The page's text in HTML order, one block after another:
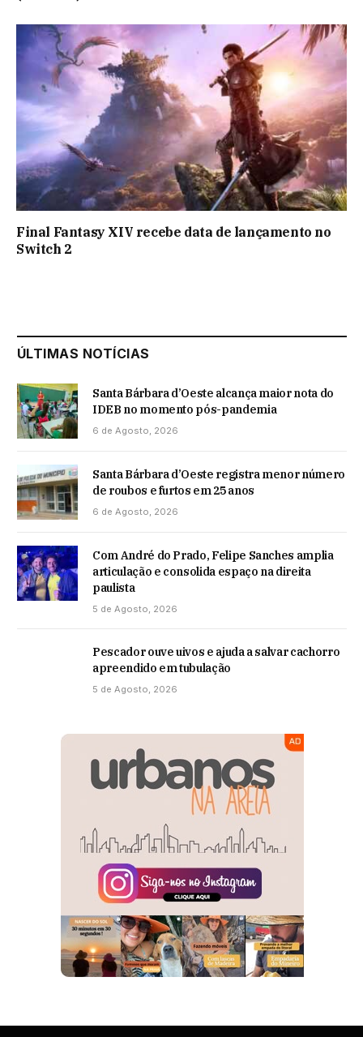
Final Fantasy XIV recebe data de lançamento no
Switch 2
ÚLTIMAS NOTÍCIAS
Santa Bárbara d’Oeste alcança maior nota do
IDEB no momento pós-pandemia
6 de Agosto, 2026
Santa Bárbara d’Oeste registra menor número
de roubos e furtos em 25 anos
6 de Agosto, 2026
Com André do Prado, Felipe Sanches amplia
articulação e consolida espaço na direita
paulista
5 de Agosto, 2026
Pescador ouve uivos e ajuda a salvar cachorro
apreendido em tubulação
5 de Agosto, 2026